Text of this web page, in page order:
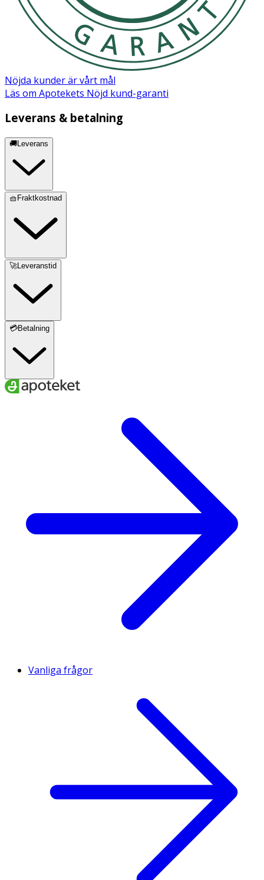
Nöjda kunder är vårt mål
Läs om Apotekets Nöjd kund-garanti
Leverans & betalning
🚚Leverans
🧺Fraktkostnad
🚀Leveranstid
💳Betalning
Vanliga frågor